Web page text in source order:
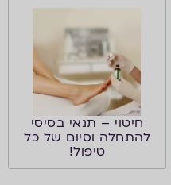
חיטוי – תנאי בסיסי
להתחלה וסיום של כל
טיפול!